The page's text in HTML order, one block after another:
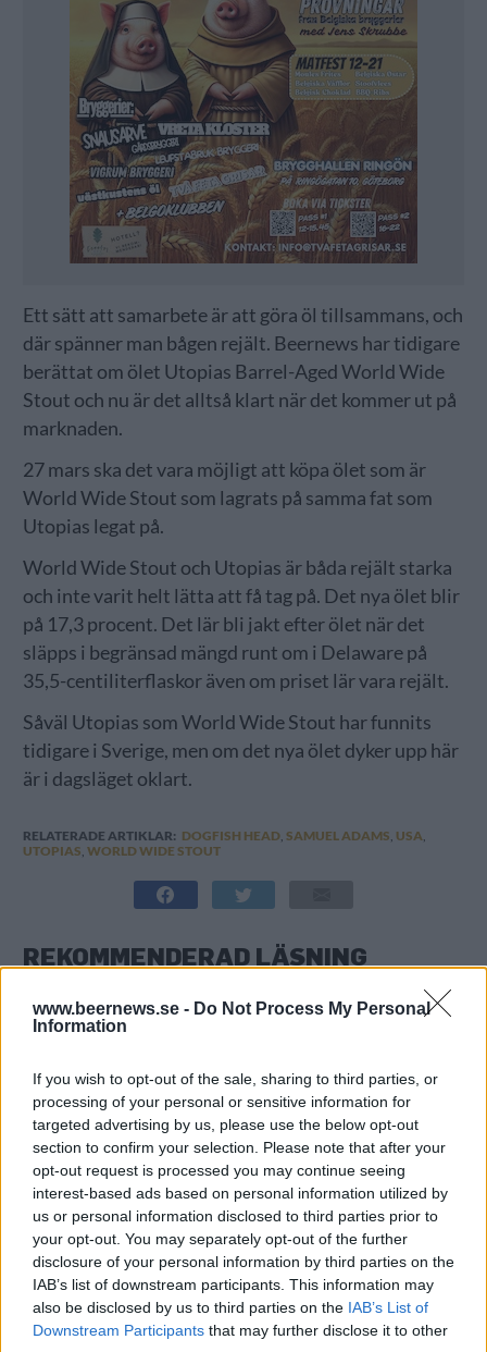
www.beernews.se - Do Not Process My Personal
Information
If you wish to opt-out of the sale, sharing to third parties, or
processing of your personal or sensitive information for
targeted advertising by us, please use the below opt-out
section to confirm your selection. Please note that after your
opt-out request is processed you may continue seeing
interest-based ads based on personal information utilized by
us or personal information disclosed to third parties prior to
your opt-out. You may separately opt-out of the further
disclosure of your personal information by third parties on the
IAB’s list of downstream participants. This information may
also be disclosed by us to third parties on the IAB’s List of
Downstream Participants that may further disclose it to other
Ett sätt att samarbete är att göra öl tillsammans, och
där spänner man bågen rejält. Beernews har tidigare
berättat om ölet Utopias Barrel-Aged World Wide
Stout och nu är det alltså klart när det kommer ut på
marknaden.
27 mars ska det vara möjligt att köpa ölet som är
World Wide Stout som lagrats på samma fat som
Utopias legat på.
World Wide Stout och Utopias är båda rejält starka
och inte varit helt lätta att få tag på. Det nya ölet blir
på 17,3 procent. Det lär bli jakt efter ölet när det
släpps i begränsad mängd runt om i Delaware på
35,5-centiliterflaskor även om priset lär vara rejält.
Såväl Utopias som World Wide Stout har funnits
tidigare i Sverige, men om det nya ölet dyker upp här
är i dagsläget oklart.
RELATERADE ARTIKLAR: DOGFISH HEAD, SAMUEL ADAMS USA
UTOPIAS WORLD WIDE STOUT
REKOMMENDERAD LÄSNING
USA-importören om turbulens, bojkott och
Bolaget
Amerikansk bojkott – lägsta ölförsäljningen
på 20 år
Bryggerierna som ingjuter spänning – mot alla
odds